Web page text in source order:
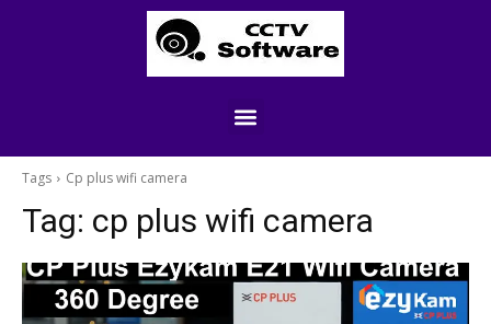
Tags Cp plus wifi camera
Tag: cp plus wifi camera